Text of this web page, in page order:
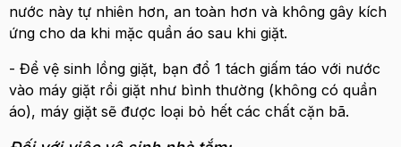
nước này tự nhiên hơn, an toàn hơn và không gây kích
ứng cho da khi mặc quần áo sau khi giặt.
- Để vệ sinh lồng giặt, bạn đổ 1 tách giấm táo với nước
vào máy giặt rồi giặt như bình thường (không có quần
áo), máy giặt sẽ được loại bỏ hết các chất cặn bã.